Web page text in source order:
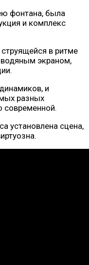
фонтана, была
и комплекс
в ритме
экраном,
и
разных
современной.
установлена сцена,